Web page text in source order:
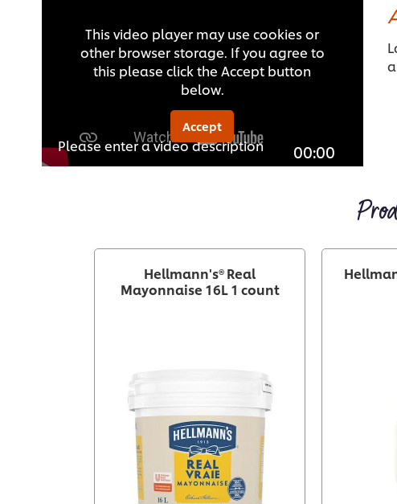
This video player may use cookies or
other browser storage. If you agree to
this please click the Accept button
below.
Accept
Please enter a video description 00:00
Hellmann's® Real
Mayonnaise 16L 1 count